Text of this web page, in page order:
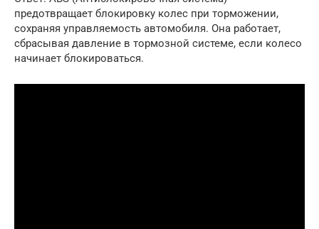
предотвращает блокировку колес при торможении,
сохраняя управляемость автомобиля. Она работает,
сбрасывая давление в тормозной системе, если колесо
начинает блокироваться.